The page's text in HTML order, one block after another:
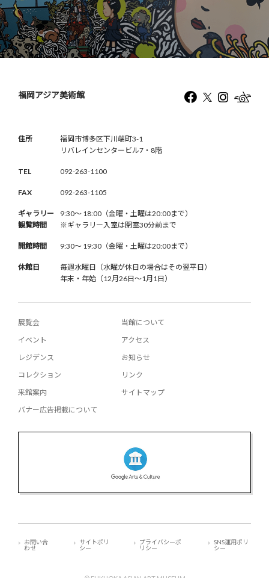
福岡アジア美術館
住所
福岡市博多区下川端町3-1
リバレインセンタービル7・8階
TEL 092-263-1100
FAX 092-263-1105
ギャラリー
観覧時間
9:30〜 18:00（金曜・土曜は20:00まで）
※ギャラリー入室は閉室30分前まで
開館時間 9:30〜 19:30（金曜・土曜は20:00まで）
休館日
毎週水曜日（水曜が休日の場合はその翌平日）
年末・年始（12月26日〜1月1日）
展覧会
イベント
レジデンス
コレクション
来館案内
バナー広告掲載について
当館について
アクセス
お知らせ
リンク
サイトマップ
お問い合
わせ
サイトポリ
シー
プライバシーポ
リシー
SNS運用ポリ
シー